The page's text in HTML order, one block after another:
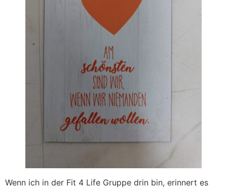
Wenn ich in der Fit 4 Life Gruppe drin bin, erinnert es